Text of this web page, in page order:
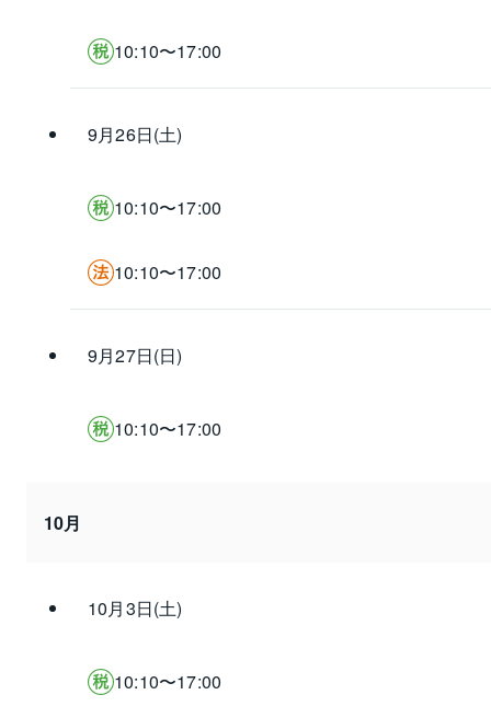
10:10〜17:00
9月26日(土)
10:10〜17:00
10:10〜17:00
9月27日(日)
10:10〜17:00
10月
10月3日(土)
10:10〜17:00